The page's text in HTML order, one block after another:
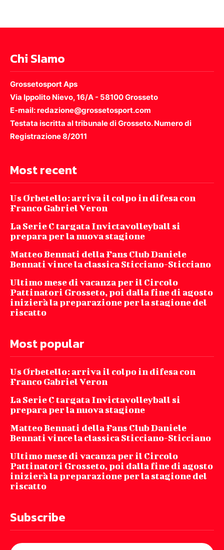
Chi SIamo
Grossetosport Aps
Via Ippolito Nievo, 16/A - 58100 Grosseto
E-mail: redazione@grossetosport.com
Testata iscritta al tribunale di Grosseto. Numero di
Registrazione 8/2011
Most recent
Us Orbetello: arriva il colpo in difesa con
Franco Gabriel Veron
La Serie C targata Invictavolleyball si
prepara per la nuova stagione
Matteo Bennati della Fans Club Daniele
Bennati vince la classica Sticciano-Sticciano
Ultimo mese di vacanza per il Circolo
Pattinatori Grosseto, poi dalla fine di agosto
inizierà la preparazione per la stagione del
riscatto
Most popular
Us Orbetello: arriva il colpo in difesa con
Franco Gabriel Veron
La Serie C targata Invictavolleyball si
prepara per la nuova stagione
Matteo Bennati della Fans Club Daniele
Bennati vince la classica Sticciano-Sticciano
Ultimo mese di vacanza per il Circolo
Pattinatori Grosseto, poi dalla fine di agosto
inizierà la preparazione per la stagione del
riscatto
Subscribe